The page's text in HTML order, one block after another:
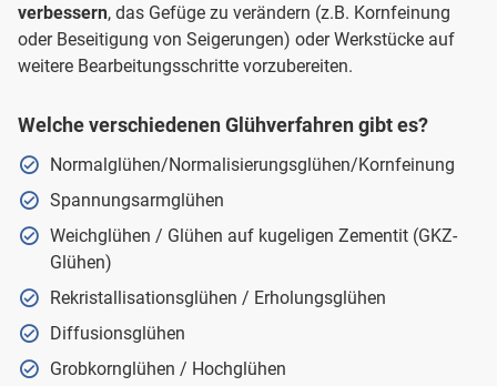
verbessern, das Gefüge zu verändern (z.B. Kornfeinung
oder Beseitigung von Seigerungen) oder Werkstücke auf
weitere Bearbeitungsschritte vorzubereiten.
Welche verschiedenen Glühverfahren gibt es?
Normalglühen/Normalisierungsglühen/Kornfeinung
Spannungsarmglühen
Weichglühen / Glühen auf kugeligen Zementit (GKZ-
Glühen)
Rekristallisationsglühen / Erholungsglühen
Diffusionsglühen
Grobkornglühen / Hochglühen